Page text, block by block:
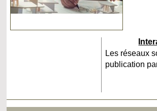
Les réseaux
publication